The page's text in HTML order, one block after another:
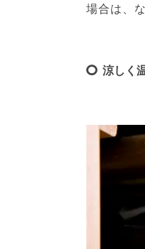
場合は、
涼しく